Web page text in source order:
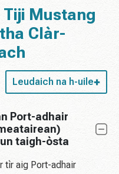
Mustang
Clàr-
Leudaich na h-uile
Port-adhair
taigh-òsta
tìr aig Port-adhair